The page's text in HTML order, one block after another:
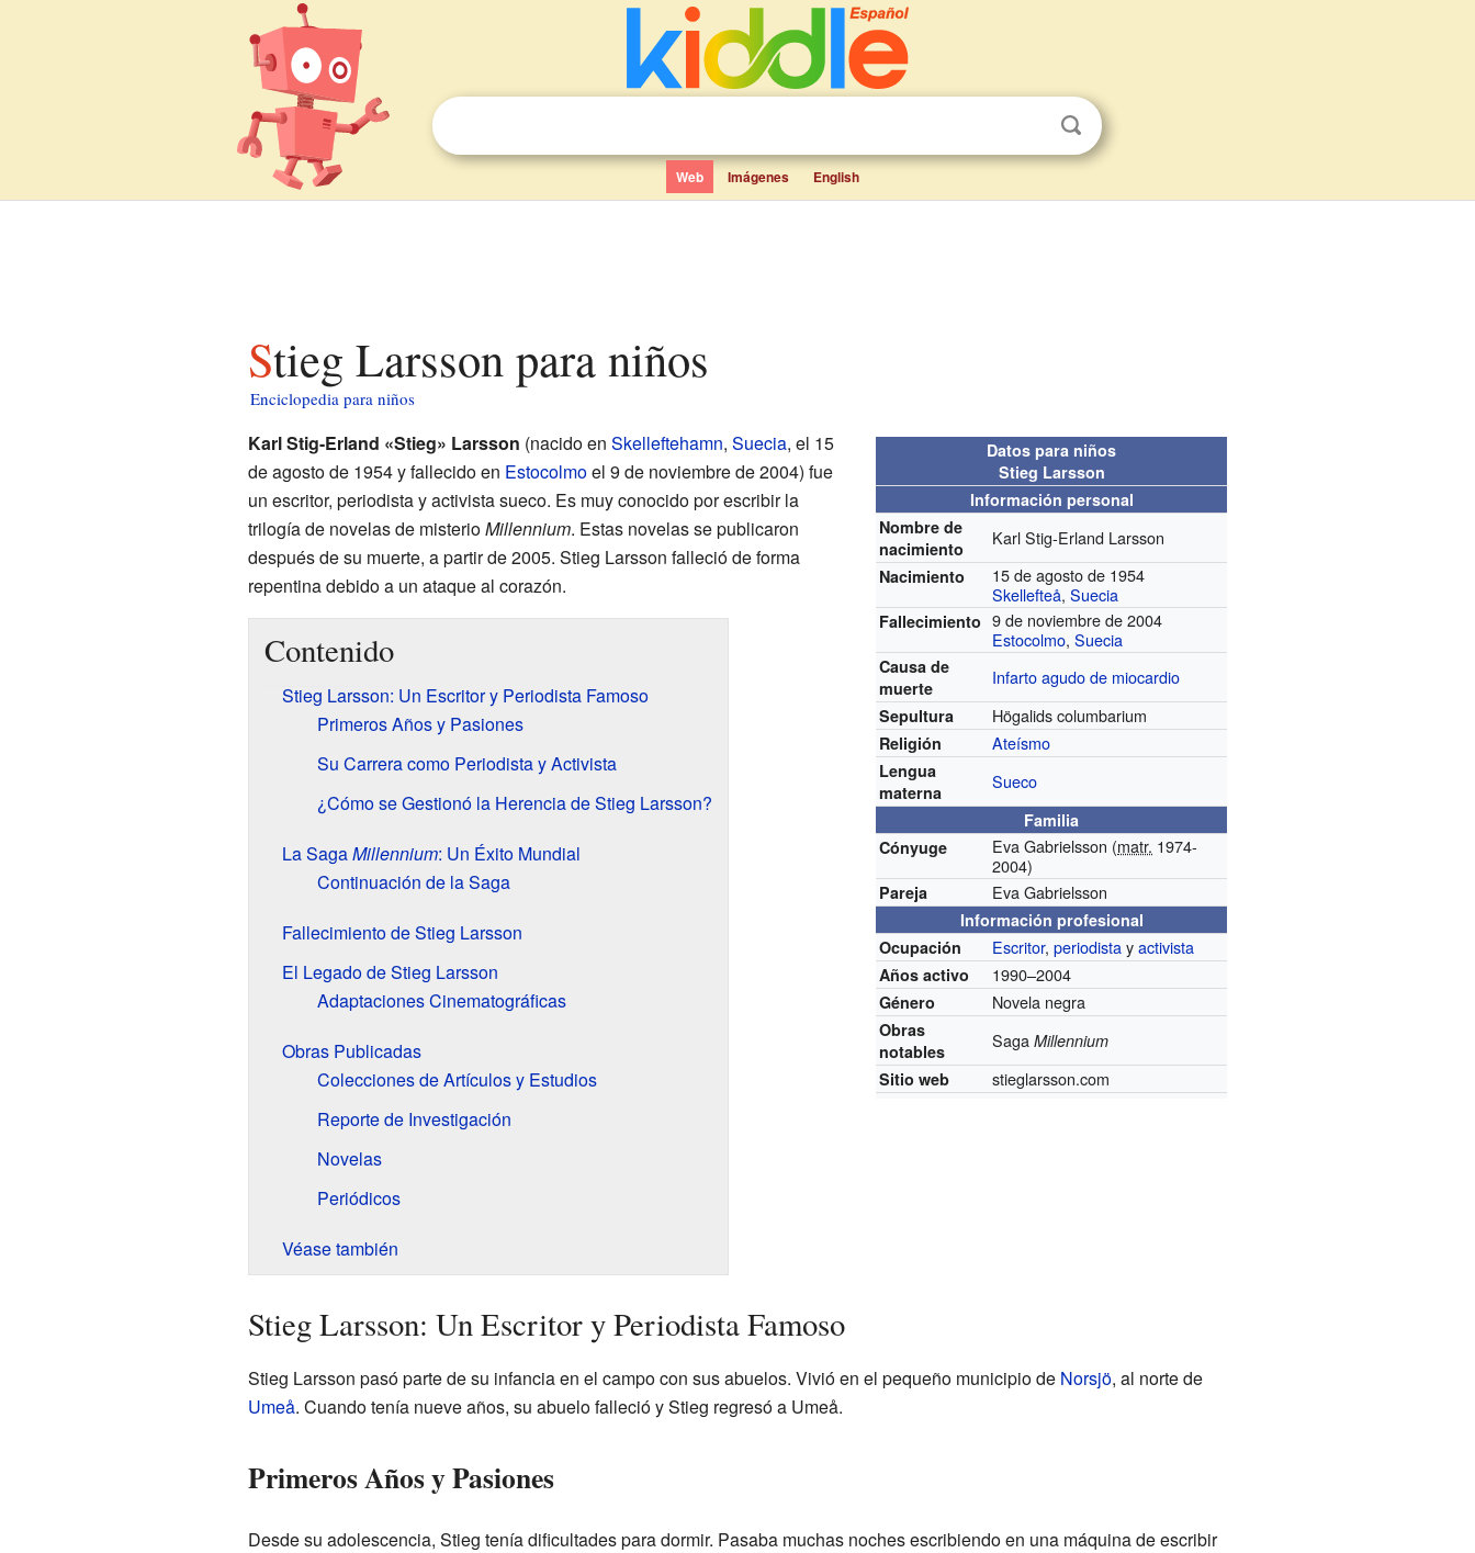
Web Imágenes English
Stieg Larsson para niños
Enciclopedia para niños
Datos para niños
Stieg Larsson
Información personal
Nombre de
nacimiento
Karl Stig-Erland Larsson
Nacimiento
15 de agosto de 1954
Skellefteå,Suecia
Fallecimiento 9 de noviembre de 2004
Estocolmo,Suecia
Causa de
muerte
Infarto agudo de miocardio
Sepultura Högalids columbarium
Religión Ateísmo
Lengua
materna
Sueco
Familia
Cónyuge
Eva Gabrielsson (matr. 1974-
2004)
Pareja Eva Gabrielsson
Información profesional
Ocupación
Escritor,periodistayactivista
Años activo 1990–2004
Género Novela negra
Obras
notables
SagaMillennium
Sitio web
stieglarsson.com
Karl Stig-Erland «Stieg» Larsson (nacido en Skelleftehamn, Suecia, el 15
de agosto de 1954 y fallecido en Estocolmoel 9 de noviembre de 2004) fue
un escritor, periodista y activista sueco. Es muy conocido por escribir la
trilogía de novelas de misterioMillennium. Estas novelas se publicaron
después de su muerte, a partir de 2005. Stieg Larsson falleció de forma
repentina debido a un ataque al corazón.
Contenido
Stieg Larsson: Un Escritor y Periodista Famoso
Primeros Años y Pasiones
Su Carrera como Periodista y Activista
¿Cómo se Gestionó la Herencia de Stieg Larsson?
La SagaMillennium: Un Éxito Mundial
Continuación de la Saga
Fallecimiento de Stieg Larsson
El Legado de Stieg Larsson
Adaptaciones Cinematográficas
Obras Publicadas
Colecciones de Artículos y Estudios
Reporte de Investigación
Novelas
Periódicos
Véase también
Stieg Larsson: Un Escritor y Periodista Famoso
Stieg Larsson pasó parte de su infancia en el campo con sus abuelos. Vivió en el pequeño municipio de Norsjö, al norte de
Umeå. Cuando tenía nueve años, su abuelo falleció y Stieg regresó a Umeå.
Primeros Años y Pasiones
Desde su adolescencia, Stieg tenía dificultades para dormir. Pasaba muchas noches escribiendo en una máquina de escribir